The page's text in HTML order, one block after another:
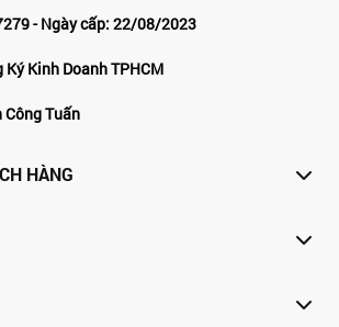
- Ngày cấp: 22/08/2023
Kinh Doanh TPHCM
Tuấn
HÀNG